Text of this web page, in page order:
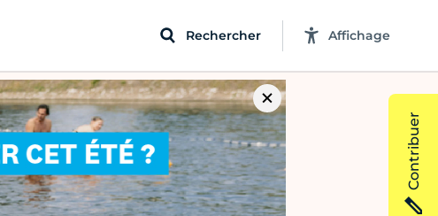
Rechercher Affichage
Contribuer